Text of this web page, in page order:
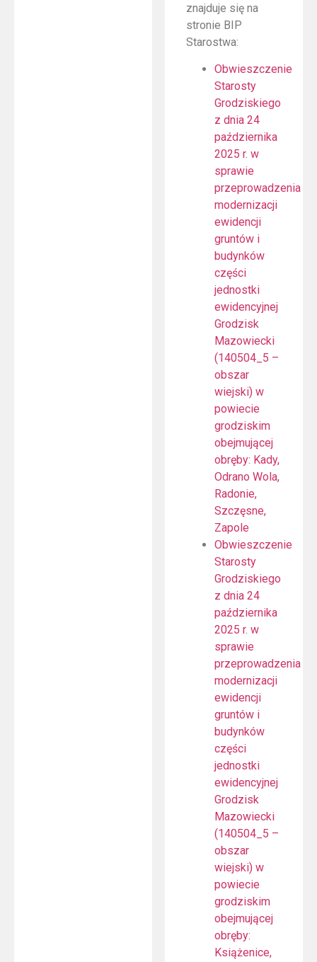
znajduje się na
stronie BIP
Starostwa:
Obwieszczenie
Starosty
Grodziskiego
z dnia 24
października
2025 r. w
sprawie
przeprowadzenia
modernizacji
ewidencji
gruntów i
budynków
części
jednostki
ewidencyjnej
Grodzisk
Mazowiecki
(140504_5 –
obszar
wiejski) w
powiecie
grodziskim
obejmującej
obręby: Kady,
Odrano Wola,
Radonie,
Szczęsne,
Zapole
Obwieszczenie
Starosty
Grodziskiego
z dnia 24
października
2025 r. w
sprawie
przeprowadzenia
modernizacji
ewidencji
gruntów i
budynków
części
jednostki
ewidencyjnej
Grodzisk
Mazowiecki
(140504_5 –
obszar
wiejski) w
powiecie
grodziskim
obejmującej
obręby:
Książenice,